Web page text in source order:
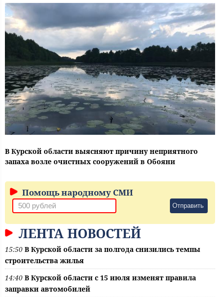
В Курской области выясняют причину неприятного
запаха возле очистных сооружений в Обояни
Помощь народному СМИ
Отправить
ЛЕНТА НОВОСТЕЙ
15:50 В Курской области за полгода снизились темпы
строительства жилья
14:40 В Курской области с 15 июля изменят правила
заправки автомобилей